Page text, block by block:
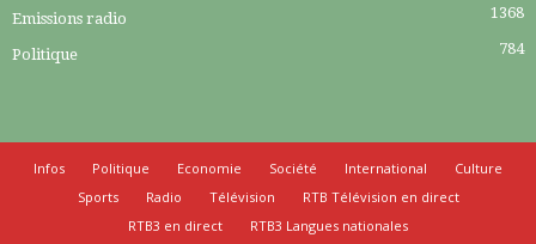
Emissions radio 1368
Politique 784
Infos Politique Economie Société International
Culture
Sports
Radio Télévision
RTB Télévision en direct
RTB3 en direct
RTB3 Langues nationales